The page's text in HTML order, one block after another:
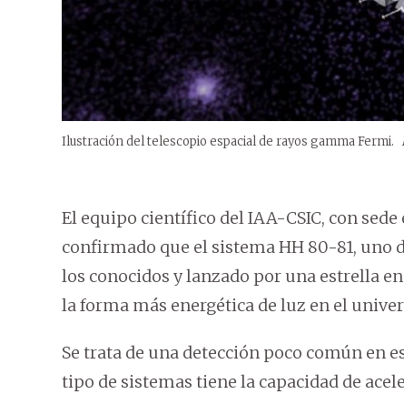
Ilustración del telescopio espacial de rayos gamma Fermi.
El equipo científico del IAA-CSIC, con
confirmado que el sistema HH 80-81, uno
los conocidos y lanzado por una estrella
la forma más energética de luz en el
Se trata de una detección poco común en
tipo de sistemas tiene la capacidad de